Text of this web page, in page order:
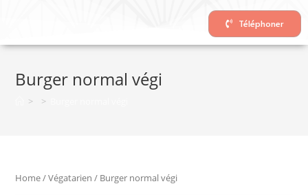
Téléphoner
Burger normal végi
> >
Home/Végatarien / Burger normal végi